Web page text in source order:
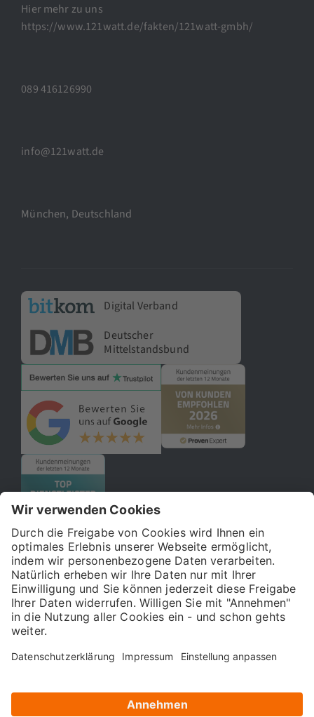
Hier mehr zu uns
https://www.121watt.de/fakten/121watt-gmbh/
089 416126990
info@121watt.de
München, Deutschland
Digital Verband
Deutscher
Mittelstandsbund
© 2026 121WATT GmbH
Über uns
Allgemeine Geschäftsbedingungen